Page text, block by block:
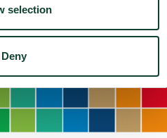
selection
Deny
om hur skyltsystemet